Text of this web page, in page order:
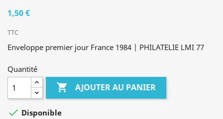
1,50 €
TTC
Enveloppe premier jour France 1984 | PHILATELIE LMI 77
Quantité
 AJOUTER AU PANIER
 Disponible